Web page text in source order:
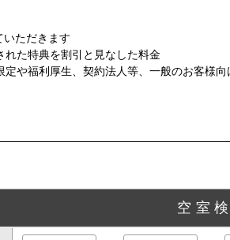
ただきます
れた特典を割引と見なした料金
定や福利厚生、契約法人等、一般のお客様
空室